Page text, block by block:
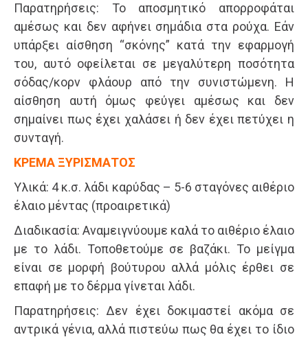
Παρατηρήσεις: Το αποσμητικό απορροφάται
αμέσως και δεν αφήνει σημάδια στα ρούχα. Εάν
υπάρξει αίσθηση “σκόνης” κατά την εφαρμογή
του, αυτό οφείλεται σε μεγαλύτερη ποσότητα
σόδας/κορν φλάουρ από την συνιστώμενη. Η
αίσθηση αυτή όμως φεύγει αμέσως και δεν
σημαίνει πως έχει χαλάσει ή δεν έχει πετύχει η
συνταγή.
ΚΡΕΜΑ ΞΥΡΙΣΜΑΤΟΣ
Υλικά: 4 κ.σ. λάδι καρύδας – 5-6 σταγόνες αιθέριο
έλαιο μέντας (προαιρετικά)
Διαδικασία: Αναμειγνύουμε καλά το αιθέριο έλαιο
με το λάδι. Τοποθετούμε σε βαζάκι. Το μείγμα
είναι σε μορφή βούτυρου αλλά μόλις έρθει σε
επαφή με το δέρμα γίνεται λάδι.
Παρατηρήσεις: Δεν έχει δοκιμαστεί ακόμα σε
αντρικά γένια, αλλά πιστεύω πως θα έχει το ίδιο